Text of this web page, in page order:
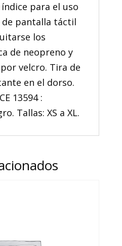
para el uso
pantalla táctil
los
de neopreno y
velcro. Tira de
en el dorso.
13594 :
Tallas: XS a XL.